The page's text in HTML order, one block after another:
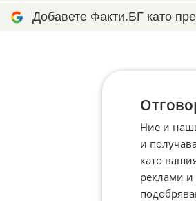
Добавете Факти.БГ като
Ние и
и
като
реклами